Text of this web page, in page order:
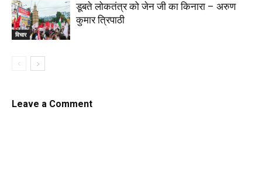
विचार
डूबते लोकतंत्र को जेन जी का किनारा – अरुण
कुमार त्रिपाठी
Leave a Comment